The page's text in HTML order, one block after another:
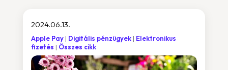
2024.06.13.
Apple Pay Digitális pénzügyek
Elektronikus
fizetés
Összes cikk